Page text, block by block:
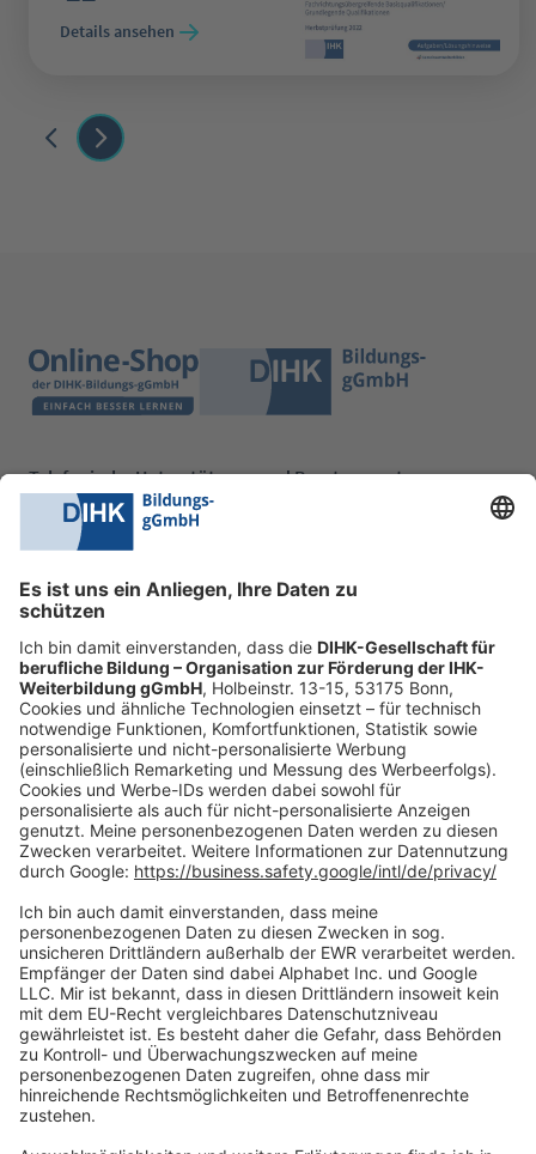
Details ansehen
Telefonische Unterstützung und Beratung unter:
0228 6205 205
Fr.:
09:00-14:00 Uhr
shop@dihk-bildung.shop
Vertrag widerrufen
Zahlungsarten
Social Media
Oft Gesucht
Rund um die Prüfung